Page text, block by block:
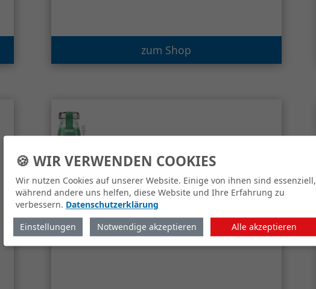
zum Shop
Cocktail Plant Swimming Pool
1 x 0,2 Liter (Glas)
🍪 WIR VERWENDEN COOKIES
Wir nutzen Cookies auf unserer Website. Einige von ihnen sind essenziell,
während andere uns helfen, diese Website und Ihre Erfahrung zu
verbessern. Datenschutzerklärung
Einstellungen
Notwendige akzeptieren Alle akzeptieren